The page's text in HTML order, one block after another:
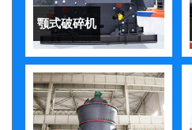
颚式破碎机